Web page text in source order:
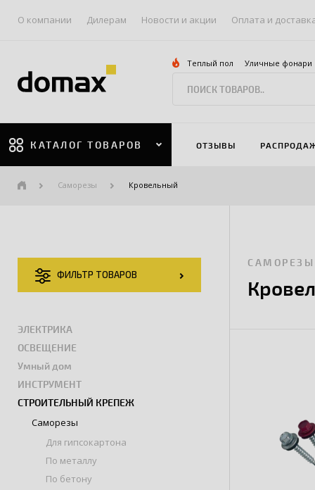
О компании Дилерам Новости и акции Оплата и
Теплый пол Уличные фонари
КАТАЛОГ ТОВАРОВ ОТЗЫВЫ
Саморезы Кровельный
ФИЛЬТР ТОВАРОВ
ЭЛЕКТРИКА
ОСВЕЩЕНИЕ
Умный дом
ИНСТРУМЕНТ
СТРОИТЕЛЬНЫЙ КРЕПЕЖ
Саморезы
Для гипсокартона
По металлу
По бетону
САМОРЕЗЫ